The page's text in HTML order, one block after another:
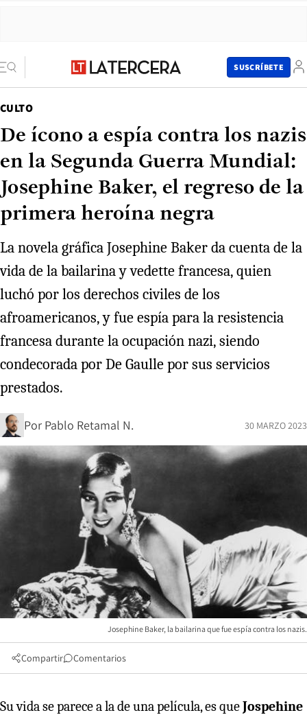
SUSCRÍBETE
CULTO
De ícono a espía contra los nazis
en la Segunda Guerra Mundial:
Josephine Baker, el regreso de la
primera heroína negra
La novela gráfica Josephine Baker da cuenta de la
vida de la bailarina y vedette francesa, quien
luchó por los derechos civiles de los
afroamericanos, y fue espía para la resistencia
francesa durante la ocupación nazi, siendo
condecorada por De Gaulle por sus servicios
prestados.
Por Pablo Retamal N. 30 MARZO 2023
Josephine Baker, la bailarina que fue espía contra los nazis.
Compartir Comentarios
Su vida se parece a la de una película, es queJospehine